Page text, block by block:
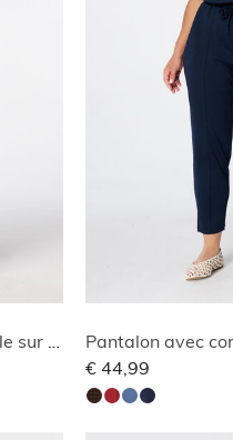
Pantalon avec détails en dentelle sur les côtés
Pantalon avec
€ 44,99